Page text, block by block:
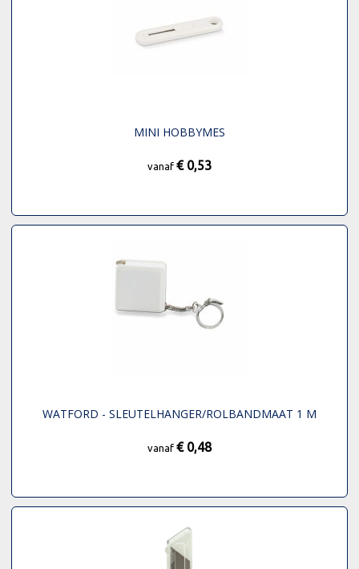
MINI HOBBYMES
vanaf € 0,53
WATFORD - SLEUTELHANGER/ROLBANDMAAT 1 M
vanaf € 0,48